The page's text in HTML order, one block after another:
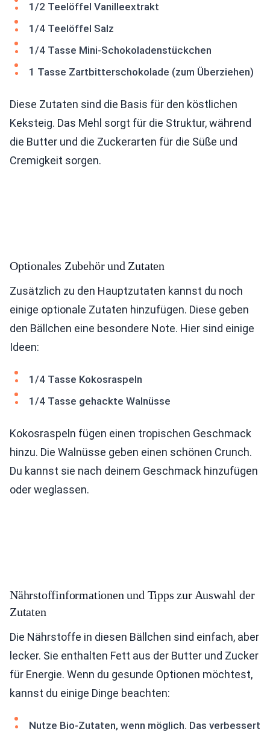
1/2 Teelöffel Vanilleextrakt
1/4 Teelöffel Salz
1/4 Tasse Mini-Schokoladenstückchen
1 Tasse Zartbitterschokolade (zum Überziehen)
Diese Zutaten sind die Basis für den köstlichen
Keksteig. Das Mehl sorgt für die Struktur, während
die Butter und die Zuckerarten für die Süße und
Cremigkeit sorgen.
Optionales Zubehör und Zutaten
Zusätzlich zu den Hauptzutaten kannst du noch
einige optionale Zutaten hinzufügen. Diese geben
den Bällchen eine besondere Note. Hier sind einige
Ideen:
1/4 Tasse Kokosraspeln
1/4 Tasse gehackte Walnüsse
Kokosraspeln fügen einen tropischen Geschmack
hinzu. Die Walnüsse geben einen schönen Crunch.
Du kannst sie nach deinem Geschmack hinzufügen
oder weglassen.
Nährstoffinformationen und Tipps zur Auswahl der
Zutaten
Die Nährstoffe in diesen Bällchen sind einfach, aber
lecker. Sie enthalten Fett aus der Butter und Zucker
für Energie. Wenn du gesunde Optionen möchtest,
kannst du einige Dinge beachten:
Nutze Bio-Zutaten, wenn möglich. Das verbessert